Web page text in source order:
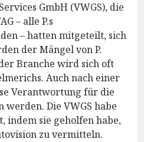
GmbH (VWGS), die
– alle P.s
– hatten mitgeteilt, sich
der Mängel von P.
Branche wird sich oft
Auch nach einer
Verantwortung für die
Die VWGS habe
indem sie geholfen habe,
zu vermitteln.